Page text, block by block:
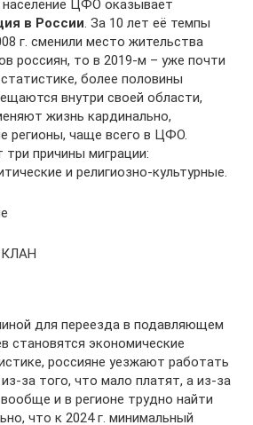
ЦФО оказывает
в России . За 10 лет её темпы
г. сменили место жительства
россиян, то в 2019-м – уже почти
более половины
внутри своей области,
жизнь кардинально,
регионы, чаще всего в ЦФО.
причины миграции:
и религиозно-культурные.
КЛАН
для переезда в подавляющем
становятся экономические
россияне уезжают работать
за того, что мало платят, а из-за
и в регионе трудно найти
что к 2024 г. минимальный